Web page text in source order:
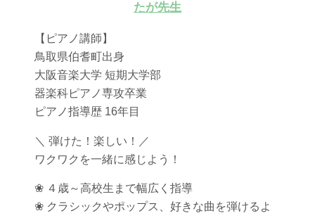
たが先生
【ピアノ講師】
鳥取県伯耆町出身
大阪音楽大学 短期大学部
器楽科ピアノ専攻卒業
ピアノ指導歴 16年目
＼ 弾けた！楽しい！／
ワクワクを一緒に感じよう！
❀ ４歳～高校生まで幅広く指導
❀ クラシックやポップス、好きな曲を弾けるよ